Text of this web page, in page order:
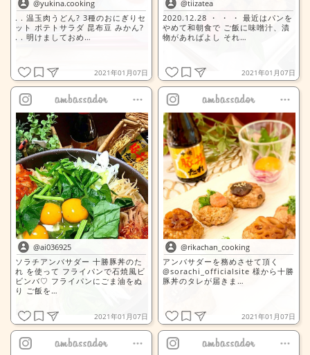
@yukina.cooking
. . 温玉肉うどん? 3種のおにぎりセ
ット ポテトサラダ 昆布豆 みかん?
. . 明けましておめ…
2021年01月07日
全文表示
@tiizatea
2020.12.28 ・ ・ ・ 最近はパンを
やめて和朝食で ご飯に味噌汁、漬
物があればよし それ…
2021年01月07日
全文表示
@ai036925
ソラチアンバサダー 十勝豚丼のた
れ を使って フライパンで石焼風ビ
ビンバ♡ フライパンにごま油をぬ
り ご飯を…
2021年01月07日
全文表示
@rikachan_cooking
アンバサダーを務めさせて頂く
@sorachi_officialsite 様から十勝
豚丼のタレが届きま…
2021年01月07日
全文表示